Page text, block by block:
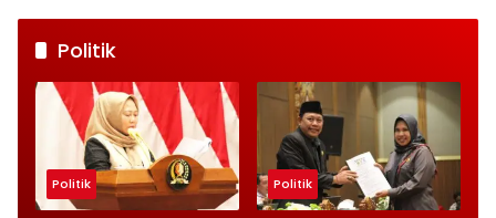
Politik
Politik Politik